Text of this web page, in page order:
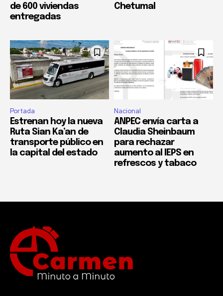
de 600 viviendas
entregadas
Chetumal
Portada
Estrenan hoy la nueva
Ruta Sian Ka’an de
transporte público en
la capital del estado
Nacional
ANPEC envía carta a
Claudia Sheinbaum
para rechazar
aumento al IEPS en
refrescos y tabaco